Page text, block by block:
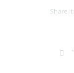
Share it: